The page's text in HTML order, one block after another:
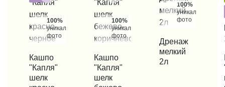
100%
уникальные
фото
КУПИТЬ В 1 КЛИК
Кашпо
"Капля"
шелк
100%
уникальные
фото
КУПИТЬ В 1 КЛИК
Кашпо
"Капля"
шелк
100%
уникальные
фото
КУПИТЬ В 1 КЛИК
Дренаж
мелкий
2л